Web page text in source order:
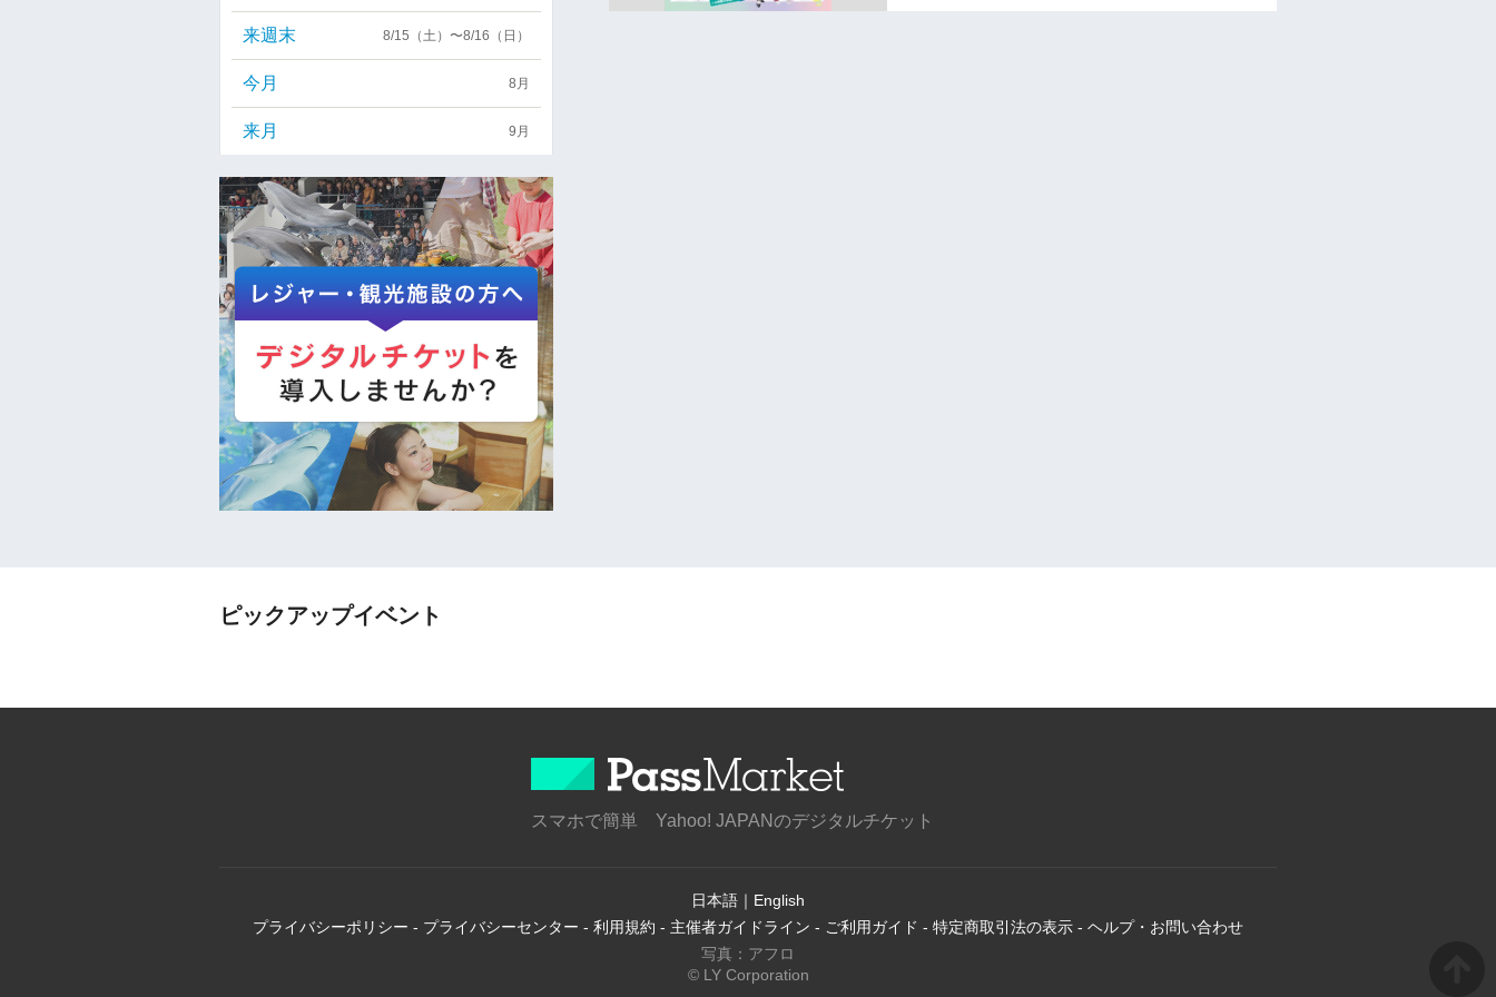
来週末 8/15（土）〜8/16（日）
今月 8月
来月 9月
ピックアップイベント
スマホで簡単 Yahoo! JAPANのデジタルチケット
日本語 ｜ English
プライバシーポリシー - プライバシーセンター - 利用規約 - 主催者ガイドライン - ご利用ガイド - 特定商取引法の表示 - ヘルプ・お問い合わせ
写真：アフロ
© LY Corporation